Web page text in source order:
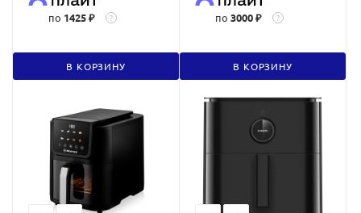
по 1425 ₽ ?
В КОРЗИНУ
по 3000 ₽ ?
В КОРЗИНУ